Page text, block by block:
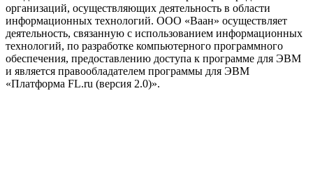
организаций, осуществляющих деятельность в области
информационных технологий. ООО «Ваан» осуществляет
деятельность, связанную с использованием информационных
технологий, по разработке компьютерного программного
обеспечения, предоставлению доступа к программе для ЭВМ
и является правообладателем программы для ЭВМ
«Платформа FL.ru (версия 2.0)».